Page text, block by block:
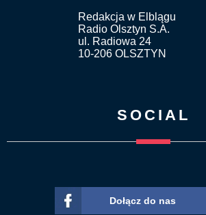
Redakcja w Elblągu
Radio Olsztyn S.A.
ul. Radiowa 24
10-206 OLSZTYN
SOCIAL
Dołącz do nas